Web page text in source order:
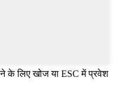
के लिए खोज या ESC में प्रवेश